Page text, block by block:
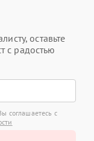
оставьте
с радостью
соглашаетесь с